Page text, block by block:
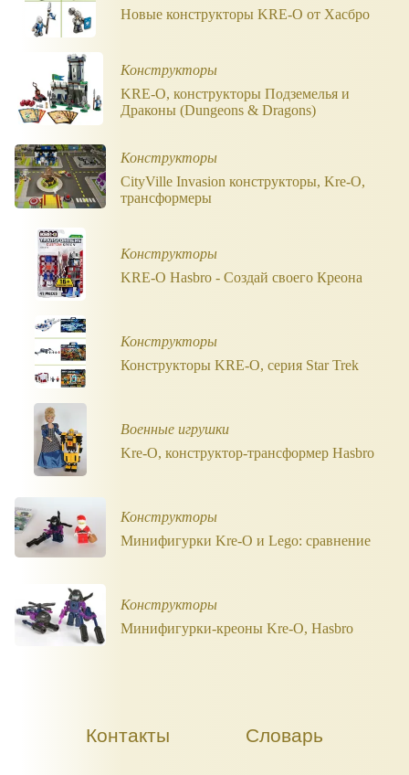
Новые конструкторы KRE-O от Хасбро
Конструкторы
KRE-O, конструкторы Подземелья и
Драконы (Dungeons & Dragons)
Конструкторы
CityVille Invasion конструкторы, Kre-O,
трансформеры
Конструкторы
KRE-O Hasbro - Создай своего Креона
Конструкторы
Конструкторы KRE-O, серия Star Trek
Военные игрушки
Kre-O, конструктор-трансформер Hasbro
Конструкторы
Минифигурки Kre-O и Lego: сравнение
Конструкторы
Минифигурки-креоны Kre-O, Hasbro
Контакты Словарь